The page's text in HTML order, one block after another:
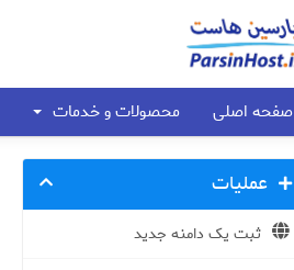
صفحه اصلی محصولات و خدمات
عملیات
ثبت یک دامنه جدید